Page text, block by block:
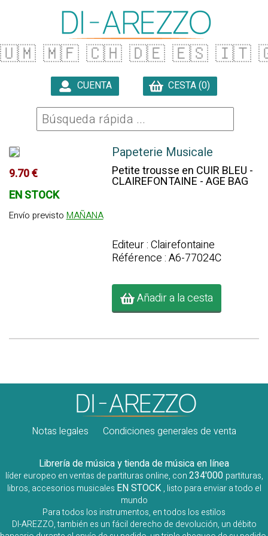
🇺🇲 🇲🇫 🇨🇭 🇩🇪 🇪🇸 🇮🇹
CUENTA CESTA (0)
9.70 €
EN STOCK
Envío previsto MAÑANA
Papeterie Musicale
Petite trousse en CUIR BLEU -
CLAIREFONTAINE - AGE BAG
Editeur : Clairefontaine
Référence : A6-77024C
Añadir a la cesta
Notas legales Condiciones generales de venta
Librería de música y tienda de música en línea
líder europeo en ventas de partituras online, con234'000 partituras,
libros, accesorios musicales EN STOCK , listo para enviar a todo el
mundo
Para todos los instrumentos, en todos los estilos
DI-AREZZO, también es un fácil derecho de devolución, un débito